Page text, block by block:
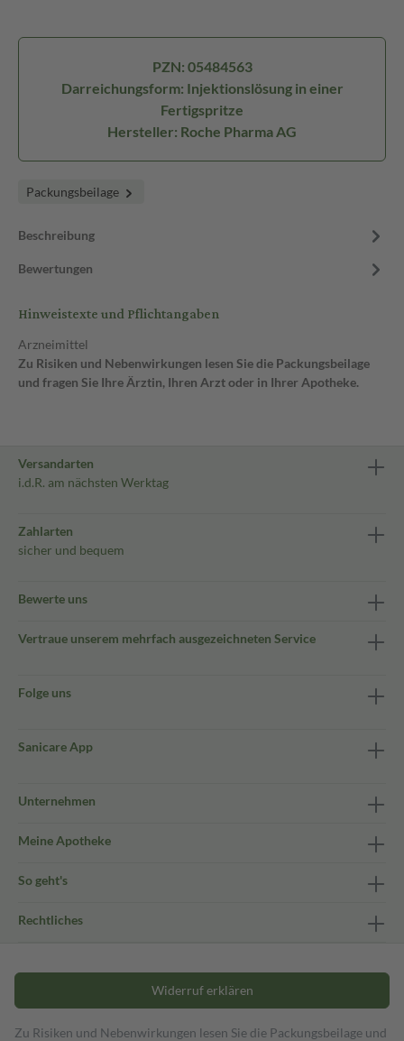
PZN: 05484563
Darreichungsform: Injektionslösung in einer
Fertigspritze
Hersteller: Roche Pharma AG
Packungsbeilage
Beschreibung
Bewertungen
Hinweistexte und Pflichtangaben
Arzneimittel
Zu Risiken und Nebenwirkungen lesen Sie die Packungsbeilage
und fragen Sie Ihre Ärztin, Ihren Arzt oder in Ihrer Apotheke.
Versandarten
i.d.R. am nächsten Werktag
Zahlarten
sicher und bequem
Bewerte uns
Vertraue unserem mehrfach ausgezeichneten Service
Folge uns
Sanicare App
Unternehmen
Meine Apotheke
So geht's
Rechtliches
Widerruf erklären
Zu Risiken und Nebenwirkungen lesen Sie die Packungsbeilage und